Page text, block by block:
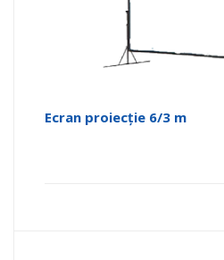
Ecran proiecție 6/3 m